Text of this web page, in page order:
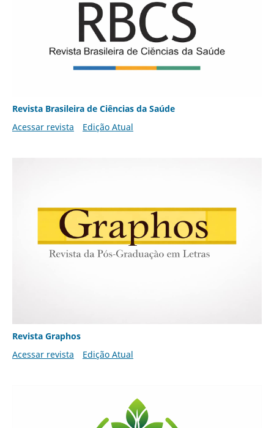
Revista Brasileira de Ciências da Saúde
Acessar revista
Edição Atual
Revista Graphos
Acessar revista
Edição Atual